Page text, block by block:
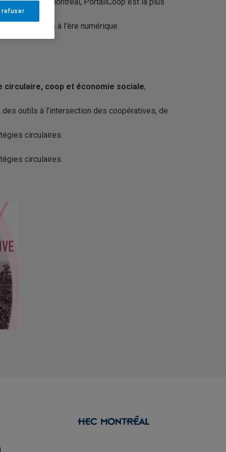
HEC Montréal, PortailCoop est la plus
les mutuelles à l’ère numérique
circulaire, coop et économie sociale,
outils à l’intersection des coopératives, de
circulaires.
circulaires.
refuser